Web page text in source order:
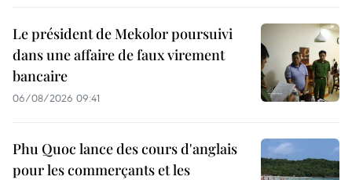
Le président de Mekolor poursuivi
dans une affaire de faux virement
bancaire
06/08/2026 09:41
Phu Quoc lance des cours d'anglais
pour les commerçants et les